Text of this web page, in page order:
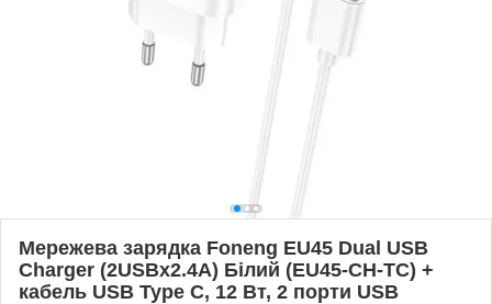
Мережева зарядка Foneng EU45 Dual USB
Charger (2USBх2.4A) Білий (EU45-CH-TC) +
кабель USB Type C, 12 Вт, 2 порти USB